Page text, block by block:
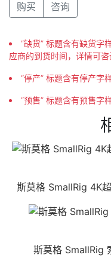
购买 咨询
“缺货” 标题含有缺货字
应商的到货时间，详情可咨
“停产” 标题含有停产字
“预售” 标题含有预售字
斯莫格 SmallRig 4K
斯莫格 SmallRig